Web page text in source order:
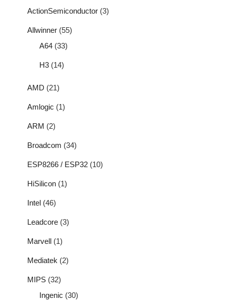
ActionSemiconductor (3)
Allwinner (55)
A64 (33)
H3 (14)
AMD (21)
Amlogic (1)
ARM (2)
Broadcom (34)
ESP8266 / ESP32 (10)
HiSilicon (1)
Intel (46)
Leadcore (3)
Marvell (1)
Mediatek (2)
MIPS (32)
Ingenic (30)